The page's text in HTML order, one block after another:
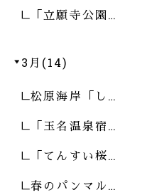
「立願寺公園…
3月(14)
松原海岸「し…
「玉名温泉宿…
「てんすい桜…
春のパンマル…